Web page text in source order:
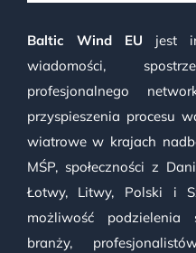
Baltic Wind EU jest
wiadomości,
profesjonalnego
przyspieszenia procesu
wiatrowe w krajach
MŚP, społeczności z
Łotwy, Litwy, Polski i
możliwość podzielenia
branży,